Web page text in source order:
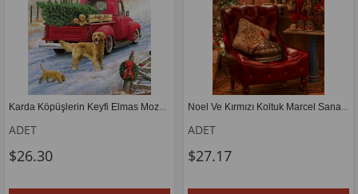
Karda Köpüşlerin Keyfi Elmas Mozaik Tablo 38x53cm
ADET
$26.30
Noel Ve Kırmızı Koltuk Marcel Sanat Elmas Mozaik Tablo 41x61cm
ADET
$27.17